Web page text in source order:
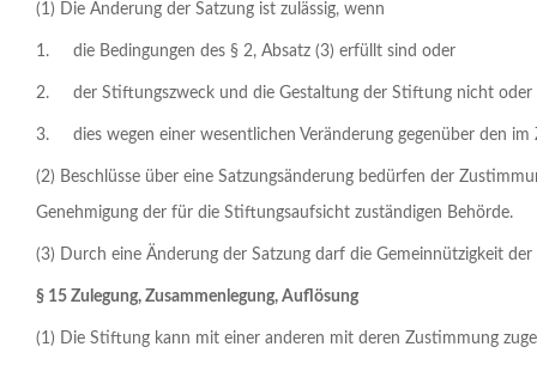
(1) Die Änderung der Satzung ist zulässig, wenn
1. die Bedingungen des § 2, Absatz (3) erfüllt sind oder
2. der Stiftungszweck und die Gestaltung der Stiftung nicht oder
3. dies wegen einer wesentlichen Veränderung gegenüber den
(2) Beschlüsse über eine Satzungsänderung bedürfen der
Genehmigung der für die Stiftungsaufsicht zuständigen Behörde.
(3) Durch eine Änderung der Satzung darf die Gemeinnützigkeit
§ 15 Zulegung, Zusammenlegung, Auflösung
(1) Die Stiftung kann mit einer anderen mit deren Zustimmung